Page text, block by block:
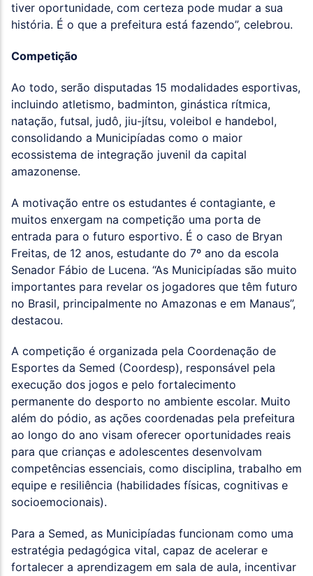
tiver oportunidade, com certeza pode mudar a sua
história. É o que a prefeitura está fazendo”, celebrou.
Competição
Ao todo, serão disputadas 15 modalidades esportivas,
incluindo atletismo, badminton, ginástica rítmica,
natação, futsal, judô, jiu-jítsu, voleibol e handebol,
consolidando a Municipíadas como o maior
ecossistema de integração juvenil da capital
amazonense.
A motivação entre os estudantes é contagiante, e
muitos enxergam na competição uma porta de
entrada para o futuro esportivo. É o caso de Bryan
Freitas, de 12 anos, estudante do 7º ano da escola
Senador Fábio de Lucena. “As Municipíadas são muito
importantes para revelar os jogadores que têm futuro
no Brasil, principalmente no Amazonas e em Manaus”,
destacou.
A competição é organizada pela Coordenação de
Esportes da Semed (Coordesp), responsável pela
execução dos jogos e pelo fortalecimento
permanente do desporto no ambiente escolar. Muito
além do pódio, as ações coordenadas pela prefeitura
ao longo do ano visam oferecer oportunidades reais
para que crianças e adolescentes desenvolvam
competências essenciais, como disciplina, trabalho em
equipe e resiliência (habilidades físicas, cognitivas e
socioemocionais).
Para a Semed, as Municipíadas funcionam como uma
estratégia pedagógica vital, capaz de acelerar e
fortalecer a aprendizagem em sala de aula, incentivar